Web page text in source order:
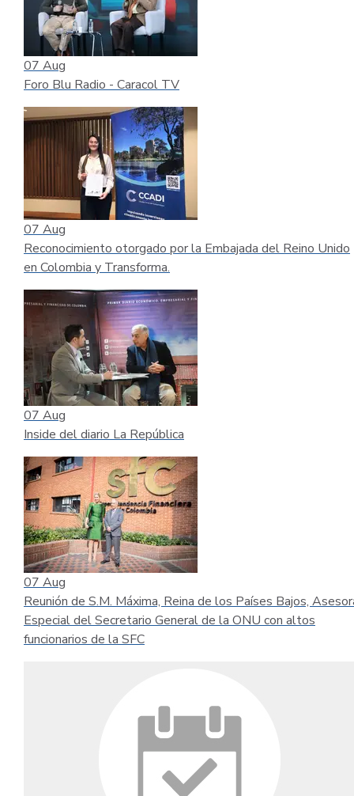
07 Aug
Foro Blu Radio - Caracol TV
07 Aug
Reconocimiento otorgado por la Embajada del Reino Unido
en Colombia y Transforma.
07 Aug
Inside del diario La República
07 Aug
Reunión de S.M. Máxima, Reina de los Países Bajos,
Especial del Secretario General de la ONU con altos
funcionarios de la SFC